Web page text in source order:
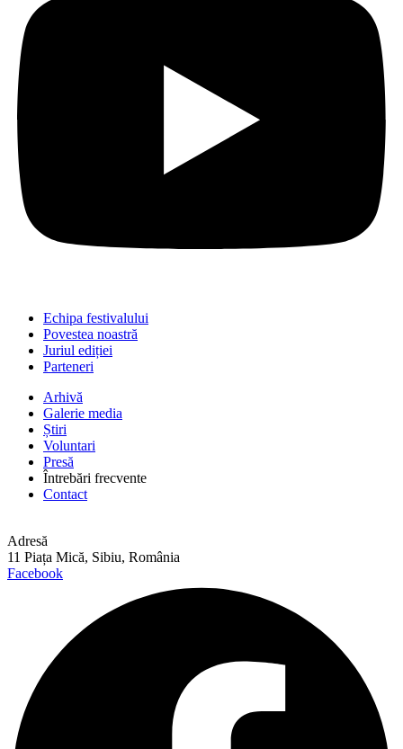
Echipa festivalului
Povestea noastră
Juriul ediției
Parteneri
Arhivă
Galerie media
Știri
Voluntari
Presă
Întrebări frecvente
Contact
Adresă
11 Piața Mică, Sibiu, România
Facebook